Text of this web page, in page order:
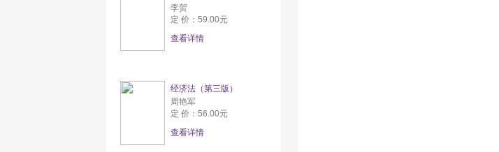
李贺
定 价：59.00元
查看详情
经济法（第三版）
周艳军
定 价：56.00元
查看详情